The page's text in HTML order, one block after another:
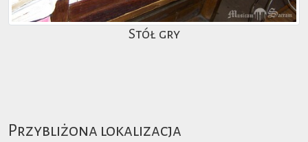
Stół gry
Przybliżona lokalizacja